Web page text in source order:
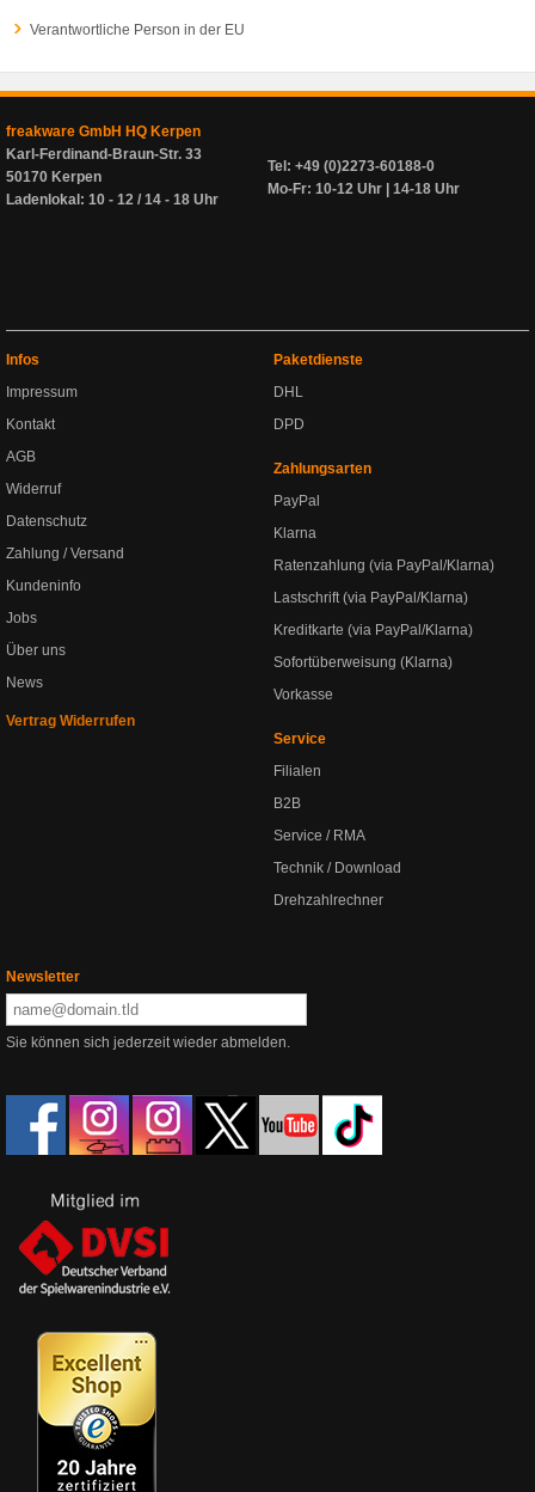
Verantwortliche Person in der EU
freakware GmbH HQ Kerpen
Karl-Ferdinand-Braun-Str. 33
50170 Kerpen
Ladenlokal: 10 - 12 / 14 - 18 Uhr
Tel: +49 (0)2273-60188-0
Mo-Fr: 10-12 Uhr | 14-18 Uhr
Infos
Impressum
Kontakt
AGB
Widerruf
Datenschutz
Zahlung / Versand
Kundeninfo
Jobs
Über uns
News
Vertrag Widerrufen
Paketdienste
DHL
DPD
Zahlungsarten
PayPal
Klarna
Ratenzahlung (via PayPal/Klarna)
Lastschrift (via PayPal/Klarna)
Kreditkarte (via PayPal/Klarna)
Sofortüberweisung (Klarna)
Vorkasse
Service
Filialen
B2B
Service / RMA
Technik / Download
Drehzahlrechner
Newsletter
Sie können sich jederzeit wieder abmelden.